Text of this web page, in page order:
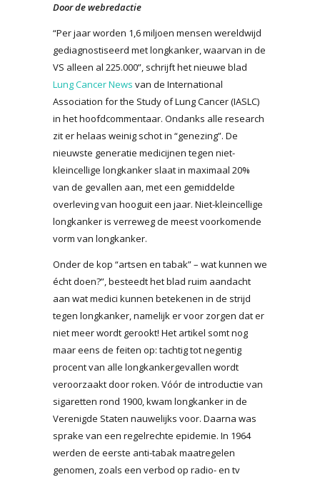
Door de webredactie
“Per jaar worden 1,6 miljoen mensen wereldwijd
gediagnostiseerd met longkanker, waarvan in de
VS alleen al 225.000”, schrijft het nieuwe blad
Lung Cancer News van de International
Association for the Study of Lung Cancer (IASLC)
in het hoofdcommentaar. Ondanks alle research
zit er helaas weinig schot in “genezing”. De
nieuwste generatie medicijnen tegen niet-
kleincellige longkanker slaat in maximaal 20%
van de gevallen aan, met een gemiddelde
overleving van hooguit een jaar. Niet-kleincellige
longkanker is verreweg de meest voorkomende
vorm van longkanker.
Onder de kop “artsen en tabak” – wat kunnen we
écht doen?”, besteedt het blad ruim aandacht
aan wat medici kunnen betekenen in de strijd
tegen longkanker, namelijk er voor zorgen dat er
niet meer wordt gerookt! Het artikel somt nog
maar eens de feiten op: tachtig tot negentig
procent van alle longkankergevallen wordt
veroorzaakt door roken. Vóór de introductie van
sigaretten rond 1900, kwam longkanker in de
Verenigde Staten nauwelijks voor. Daarna was
sprake van een regelrechte epidemie. In 1964
werden de eerste anti-tabak maatregelen
genomen, zoals een verbod op radio- en tv